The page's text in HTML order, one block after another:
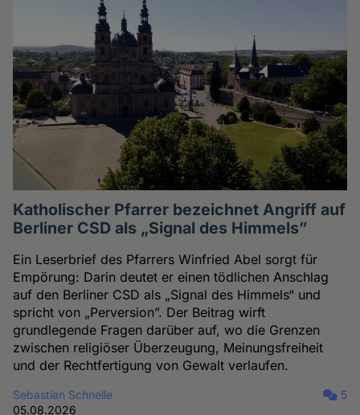
Katholischer Pfarrer bezeichnet Angriff auf
Berliner CSD als „Signal des Himmels”
Ein Leserbrief des Pfarrers Winfried Abel sorgt für
Empörung: Darin deutet er einen tödlichen Anschlag
auf den Berliner CSD als „Signal des Himmels“ und
spricht von „Perversion”. Der Beitrag wirft
grundlegende Fragen darüber auf, wo die Grenzen
zwischen religiöser Überzeugung, Meinungsfreiheit
und der Rechtfertigung von Gewalt verlaufen.
Sebastian Schnelle
05.08.2026
5